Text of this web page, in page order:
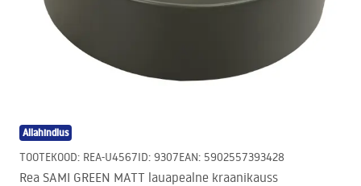
Allahindlus
TOOTEKOOD: REA-U4567ID: 9307EAN: 5902557393428
Rea SAMI GREEN MATT lauapealne kraanikauss